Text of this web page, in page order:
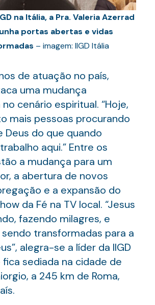
na Itália, a Pra. Valeria Azerrad
portas abertas e vidas
– imagem: IIGD Itália
de atuação no país,
uma mudança
cenário espiritual. “Hoje,
mais pessoas procurando
Deus do que quando
aqui.” Entre os
a mudança para um
a abertura de novos
e a expansão do
da Fé na TV local. “Jesus
fazendo milagres, e
transformadas para a
alegra-se a líder da IIGD
fica sediada na cidade de
a 245 km de Roma,